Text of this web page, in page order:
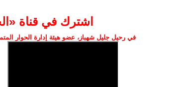
اشترك في قناة
في رحيل جليل شهباز، عضو هيئة إدارة الحوار